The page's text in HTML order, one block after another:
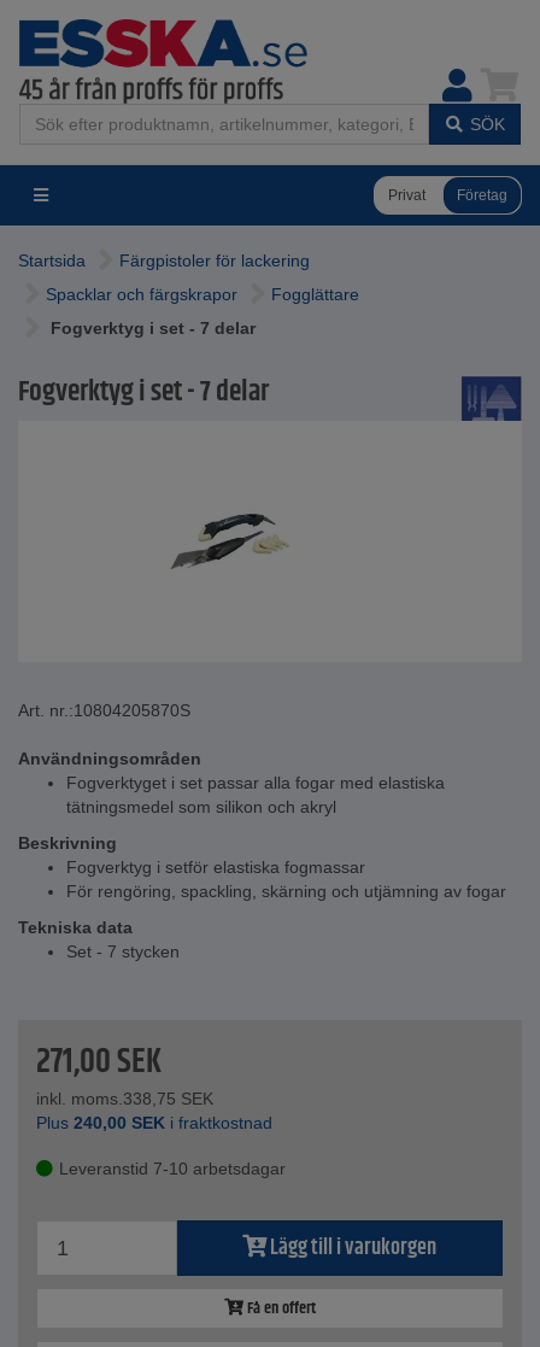
SÖK
Privat Företag
Startsida
Färgpistoler för lackering
Spacklar och färgskrapor
Fogglättare
Fogverktyg i set - 7 delar
Fogverktyg i set - 7 delar
Art. nr.:10804205870S
Användningsområden
Fogverktyget i set passar alla fogar med elastiska
tätningsmedel som silikon och akryl
Beskrivning
Fogverktyg i setför elastiska fogmassar
För rengöring, spackling, skärning och utjämning av fogar
Tekniska data
Set - 7 stycken
271,00SEK
inkl. moms.338,75 SEK
Plus 240,00 SEK i fraktkostnad
Leveranstid 7-10 arbetsdagar
Lägg till i varukorgen
Få en offert